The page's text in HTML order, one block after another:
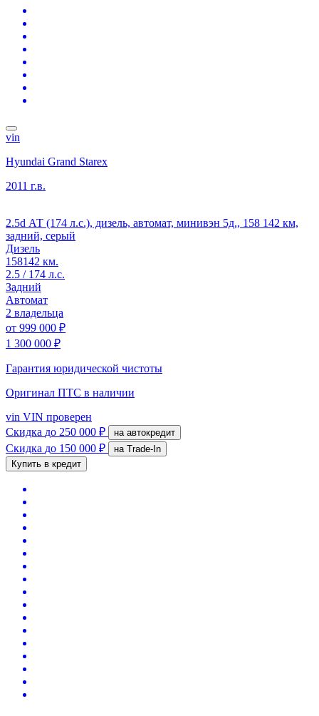
vin
Hyundai Grand Starex
2011 г.в.
2.5d АТ (174 л.с.), дизель, автомат, минивэн 5д., 158 142 км,
задний, серый
Дизель
158142 км.
2.5 / 174 л.с.
Задний
Автомат
2 владельца
от 999 000 ₽
1 300 000 ₽
Гарантия юридической чистоты
Оригинал ПТС в наличии
vin VIN проверен
Скидка до 250 000 ₽ на автокредит
Скидка до 150 000 ₽
на Trade-In
Купить в кредит